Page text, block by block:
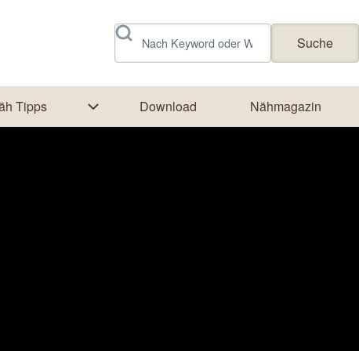
Suche
von Textildruck
Tipps Download Nähmagazin